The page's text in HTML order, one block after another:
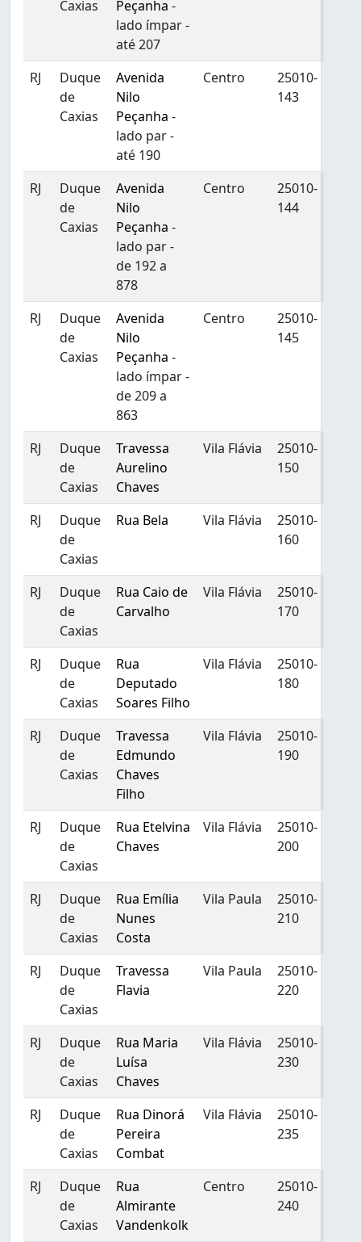
Caxias Peçanha -
lado ímpar -
até 207
RJ
Duque
de
Caxias
Avenida
Nilo
Peçanha -
lado par -
até 190
Centro
25010-
143
RJ
Duque
de
Caxias
Avenida
Nilo
Peçanha -
lado par -
de 192 a
878
Centro
25010-
144
RJ
Duque
de
Caxias
Avenida
Nilo
Peçanha -
lado ímpar -
de 209 a
863
Centro
25010-
145
RJ
Duque
de
Caxias
Travessa
Aurelino
Chaves
Vila Flávia
25010-
150
RJ
Duque
de
Caxias
Rua Bela Vila Flávia
25010-
160
RJ
Duque
de
Caxias
Rua Caio de
Carvalho
Vila Flávia
25010-
170
RJ
Duque
de
Caxias
Rua
Deputado
Soares Filho
Vila Flávia
25010-
180
RJ
Duque
de
Caxias
Travessa
Edmundo
Chaves
Filho
Vila Flávia
25010-
190
RJ
Duque
de
Caxias
Rua Etelvina
Chaves
Vila Flávia
25010-
200
RJ
Duque
de
Caxias
Rua Emília
Nunes
Costa
Vila Paula
25010-
210
RJ
Duque
de
Caxias
Travessa
Flavia
Vila Paula
25010-
220
RJ
Duque
de
Caxias
Rua Maria
Luísa
Chaves
Vila Flávia
25010-
230
RJ
Duque
de
Caxias
Rua Dinorá
Pereira
Combat
Vila Flávia
25010-
235
RJ
Duque
de
Caxias
Rua
Almirante
Vandenkolk
Centro
25010-
240